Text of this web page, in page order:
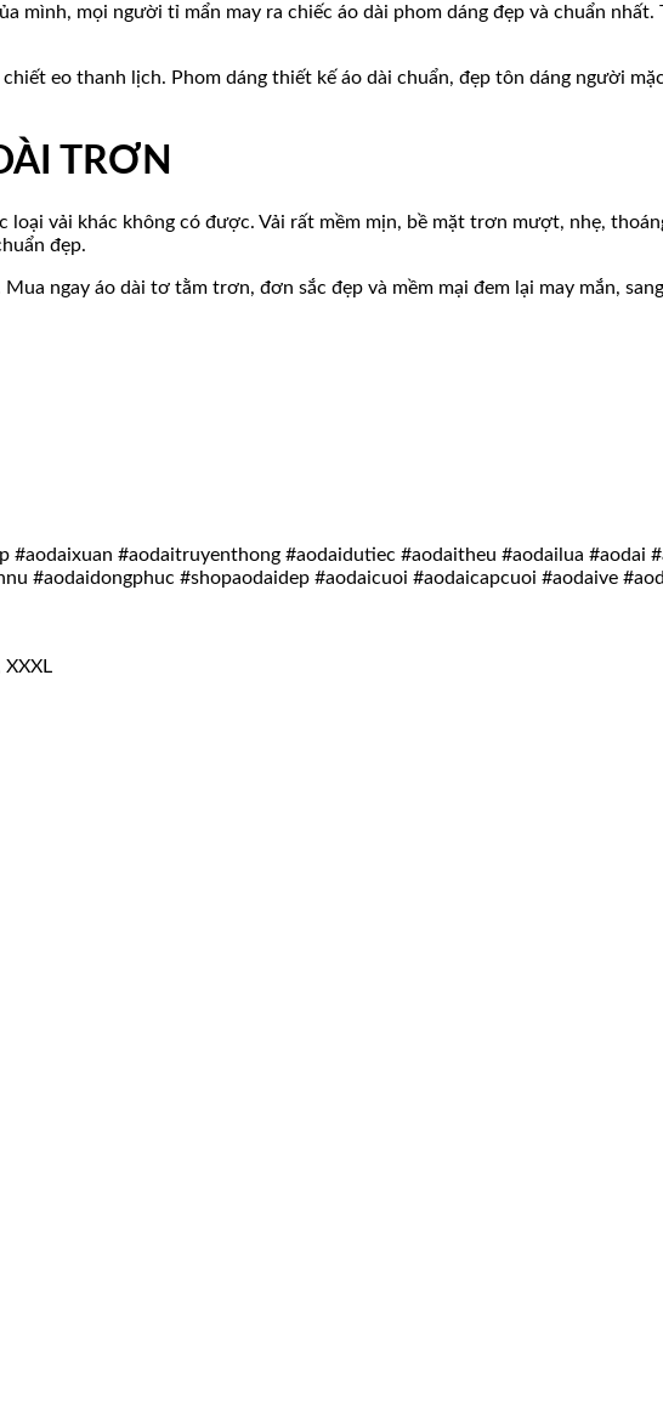
mình, mọi người tỉ mẩn may ra chiếc áo dài phom dáng đẹp và chuẩn
eo thanh lịch. Phom dáng thiết kế áo dài chuẩn, đẹp tôn dáng người
TRƠN
vải khác không có được. Vải rất mềm mịn, bề mặt trơn mượt, nhẹ,
đẹp.
ngay áo dài tơ tằm trơn, đơn sắc đẹp và mềm mại đem lại may mắn,
#aodaixuan #aodaitruyenthong #aodaidutiec #aodaitheu #aodailua #aodai
#aodaidongphuc #shopaodaidep #aodaicuoi #aodaicapcuoi #aodaive
XXXL